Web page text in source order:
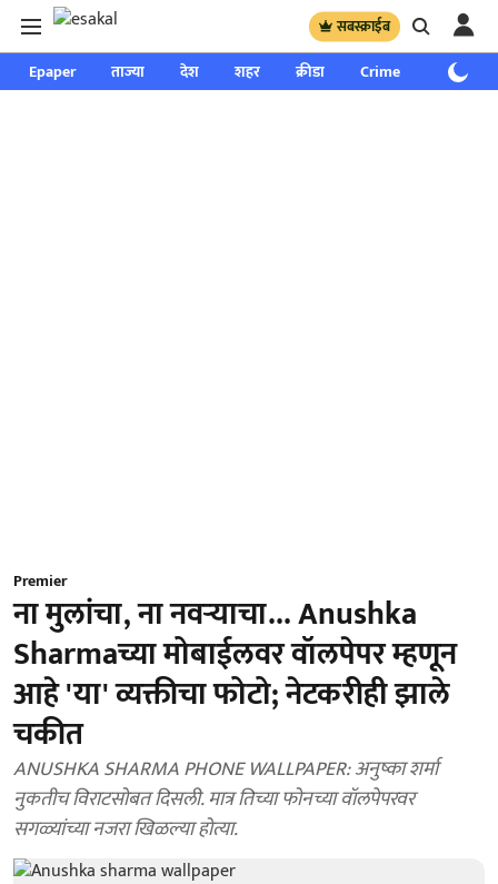
सबस्क्राईब
Epaper ताज्या देश शहर क्रीडा Crime साप्ताहिक
Premier
ना मुलांचा, ना नवऱ्याचा... Anushka
Sharmaच्या मोबाईलवर वॉलपेपर म्हणून
आहे 'या' व्यक्तीचा फोटो; नेटकरीही झाले
चकीत
ANUSHKA SHARMA PHONE WALLPAPER: अनुष्का शर्मा
नुकतीच विराटसोबत दिसली. मात्र तिच्या फोनच्या वॉलपेपरवर
सगळ्यांच्या नजरा खिळल्या होत्या.